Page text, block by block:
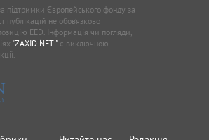
підтримки Європейського фонду за
публікацій не обов’язково
EED. Інформація чи погляди,
"ZAXID.NET "є виключною